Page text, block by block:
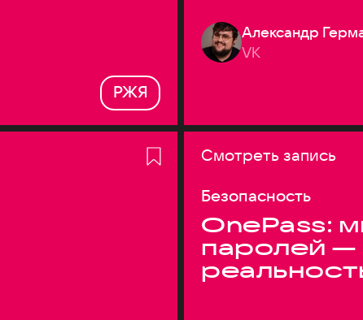
РЖЯ
Александр
VK
Смотреть запись
Безопасность
OnePass:
паролей —